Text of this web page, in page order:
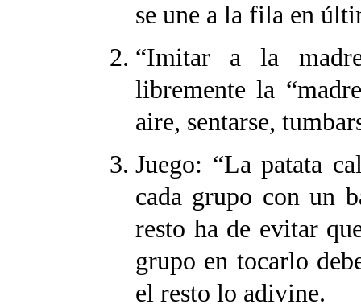
se une a la fila en
“Imitar a la madre
libremente la
aire, sentarse,
Juego: “La patata
cada grupo con un
resto ha de evitar
grupo en tocarlo
el resto lo adivine.